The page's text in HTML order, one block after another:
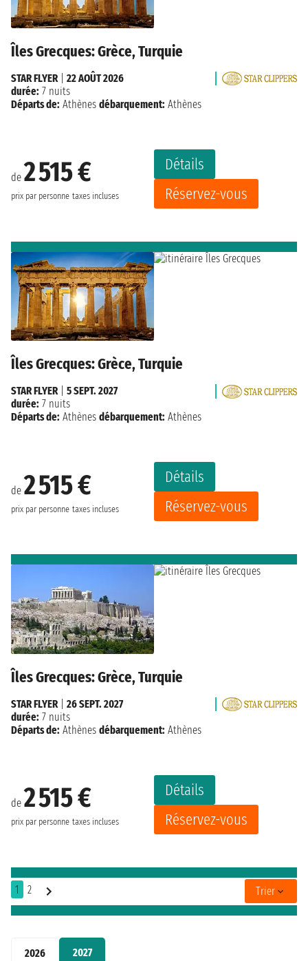
2026 2027
Îles Grecques: Grèce, Turquie
de 2 515 €
prix par personne taxes incluses
Détails
Réservez-vous
STAR FLYER
22 AOÛT 2026
durée: 7 nuits
Départs de: Athènes débarquement: Athènes
Îles Grecques: Grèce, Turquie
de 2 515 €
prix par personne taxes incluses
Détails
Réservez-vous
STAR FLYER| 5 SEPT. 2027
durée: 7 nuits
Départs de: Athènes débarquement: Athènes
Îles Grecques: Grèce, Turquie
de 2 515 €
prix par personne taxes incluses
Détails
Réservez-vous
STAR FLYER
26 SEPT. 2027
durée: 7 nuits
Départs de: Athènes débarquement: Athènes
1 2 Trier